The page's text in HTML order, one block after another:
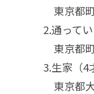
東京都
2.通って
東京都
3.生家（4
東京都